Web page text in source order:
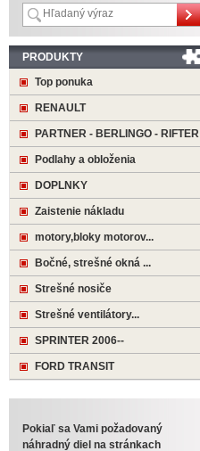
PRODUKTY
Top ponuka
RENAULT
PARTNER - BERLINGO - RIFTER
Podlahy a obloženia
DOPLNKY
Zaistenie nákladu
motory,bloky motorov...
Bočné, strešné okná ...
Strešné nosiče
Strešné ventilátory...
SPRINTER 2006--
FORD TRANSIT
Pokiaľ sa Vami požadovaný
náhradný diel na stránkach